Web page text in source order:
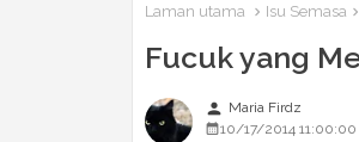
Laman utama Isu Semasa
Fucuk yang
person Maria Firdz
10/17/2014 11:00:00